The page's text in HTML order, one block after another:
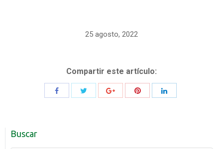
25 agosto, 2022
Compartir este artículo:
Buscar